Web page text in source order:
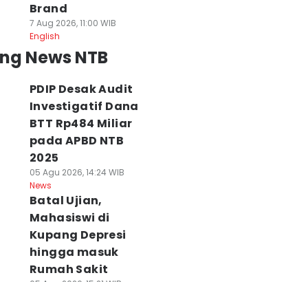
Brand
7 Aug 2026, 11:00 WIB
English
News NTB
PDIP Desak Audit
Investigatif Dana
BTT Rp484 Miliar
pada APBD NTB
2025
05 Agu 2026, 14:24 WIB
News
Batal Ujian,
Mahasiswi di
Kupang Depresi
hingga masuk
Rumah Sakit